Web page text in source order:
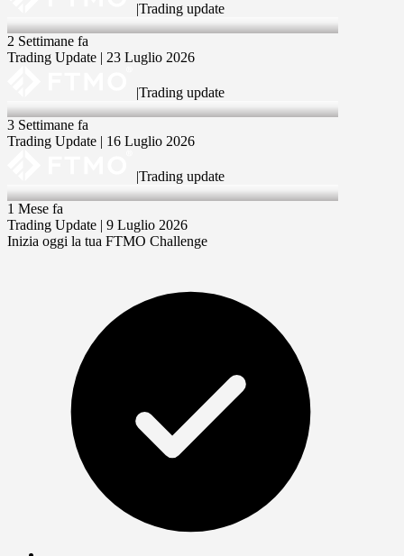
|Trading update
23 Jul 2026
2 Settimane fa
Trading Update | 23 Luglio 2026
|Trading update
16 Jul 2026
3 Settimane fa
Trading Update | 16 Luglio 2026
|Trading update
9 Jul 2026
1 Mese fa
Trading Update | 9 Luglio 2026
Inizia oggi la tua FTMO Challenge